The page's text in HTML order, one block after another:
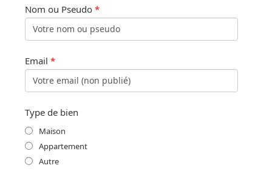
Nom ou Pseudo *
Email *
Type de bien
Maison
Appartement
Autre